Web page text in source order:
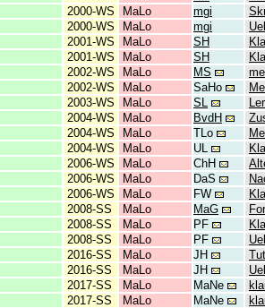
2000-WS MaLo mgi
2000-WS MaLo mgi
2001-WS MaLo SH
2001-WS MaLo SH
2002-WS MaLo MS
2002-WS MaLo SaHo
2003-WS MaLo SL
2004-WS MaLo BvdH
2004-WS MaLo TLo
2004-WS MaLo UL
2006-WS MaLo ChH
2006-WS MaLo DaS
2006-WS MaLo FW
2008-SS MaLo MaG
2008-SS MaLo PF
2008-SS MaLo PF
2016-SS MaLo JH
2016-SS MaLo JH
2017-SS MaLo MaNe
2017-SS MaLo MaNe